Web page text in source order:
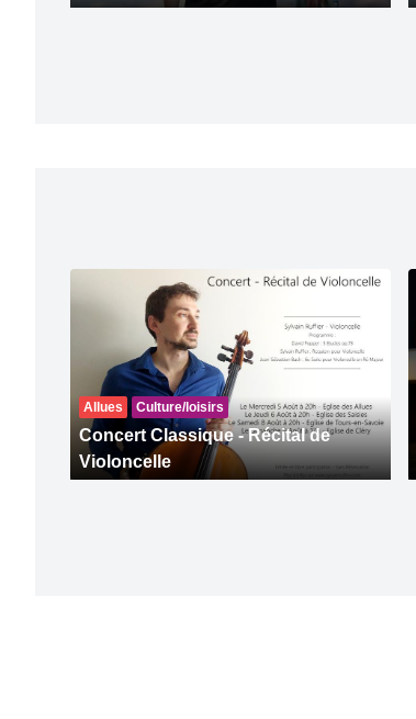
Allues Culture/loisirs
Concert Classique - Récital de
Violoncelle